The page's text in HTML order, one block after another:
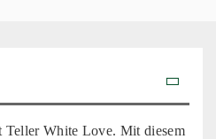
Teller White Love. Mit diesem